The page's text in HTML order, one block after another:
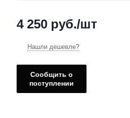
4 250 руб./шт
Нашли дешевле?
Сообщить о
поступлении